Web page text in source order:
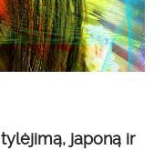
japoną ir